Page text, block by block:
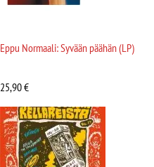
Eppu Normaali: Syvään päähän (LP)
25,90€